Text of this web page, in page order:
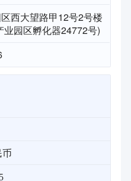
西大望路甲12号2号楼
业园区孵化器24772号)
币